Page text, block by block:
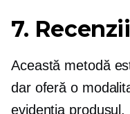
7.
Această metodă
dar oferă o
evidenția produsul.